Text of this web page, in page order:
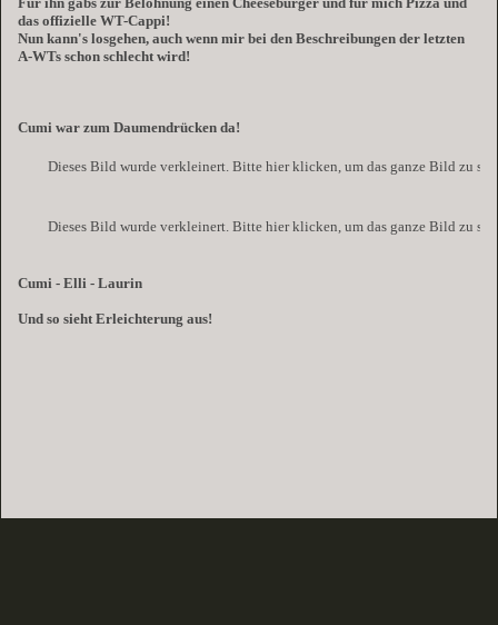
das offizielle WT-Cappi!
Nun kann's losgehen, auch wenn mir bei den Beschreibungen der letzten
A-WTs schon schlecht wird!
Cumi war zum Daumendrücken da!
Dieses Bild wurde verkleinert. Bitte hier klicken, um das ganze Bild zu
Dieses Bild wurde verkleinert. Bitte hier klicken, um das ganze Bild zu
Cumi - Elli - Laurin
Und so sieht Erleichterung aus!